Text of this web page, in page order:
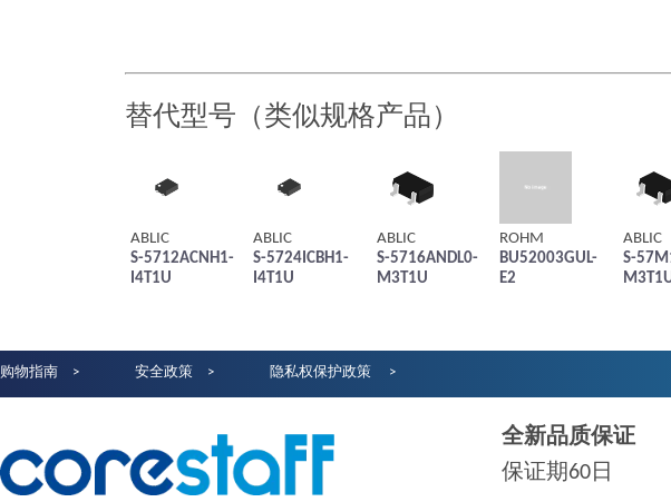
替代型号（类似规格产品）
ABLIC
S-5712ACNH1-
I4T1U
ABLIC
S-5724ICBH1-
I4T1U
ABLIC
S-5716ANDL0-
M3T1U
ROHM
BU52003GUL-
E2
ABLIC
S-
购物指南 安全政策 隐私权保护政策
全新品质保证
保证期60日